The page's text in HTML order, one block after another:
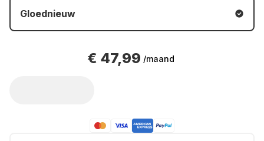
Gloednieuw
€ 47,99 /maand